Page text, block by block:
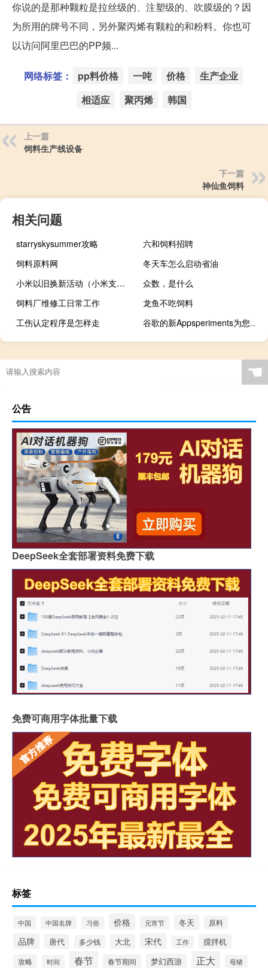
你说的是那种颗粒是拉丝级的、注塑级的、吹膜级的？因
为所用的牌号不同，另外聚丙烯有颗粒的和粉料。你也可
以访问阿里巴巴的PP频...
网络标签： pp料价格 一吨 价格
生产企业
相适应
聚丙烯 韩国
上一篇
饲料生产线设备
下一篇
神仙鱼饲料
相关问题
starryskysummer攻略
六和饲料招聘
饲料原料网
冬天车怎么启动省油
小米以旧换新活动（小米支持以旧换新服务吗）
众数，是什么
饲料厂维修工日常工作
龙鱼不吃饲料
工伤认定程序是怎样走
谷歌的新Appsperiments为您带来了三个新的摄影应用程序
☚
公告
DeepSeek全套部署资料免费下载
免费可商用字体批量下载
标签
中国 中国名牌 习俗 价格 元宵节 冬天 原料
品牌 唐代 多少钱 大北 宋代 工作 搅拌机
攻略 时间 春节 春节期间 梦幻西游 正大 母猪